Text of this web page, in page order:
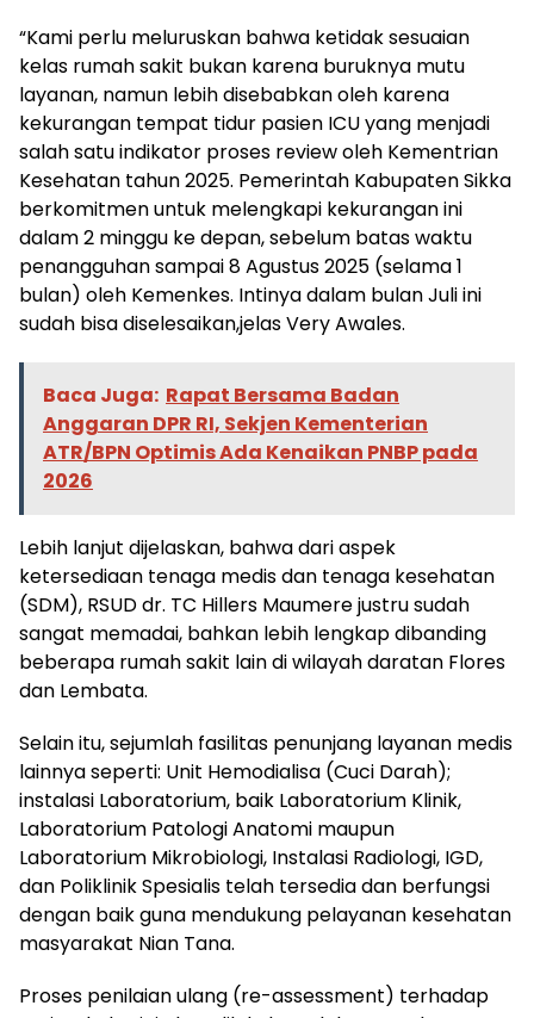
“Kami perlu meluruskan bahwa ketidak sesuaian
kelas rumah sakit bukan karena buruknya mutu
layanan, namun lebih disebabkan oleh karena
kekurangan tempat tidur pasien ICU yang menjadi
salah satu indikator proses review oleh Kementrian
Kesehatan tahun 2025. Pemerintah Kabupaten Sikka
berkomitmen untuk melengkapi kekurangan ini
dalam 2 minggu ke depan, sebelum batas waktu
penangguhan sampai 8 Agustus 2025 (selama 1
bulan) oleh Kemenkes. Intinya dalam bulan Juli ini
sudah bisa diselesaikan,jelas Very Awales.
Baca Juga: Rapat Bersama Badan
Anggaran DPR RI, Sekjen Kementerian
ATR/BPN Optimis Ada Kenaikan PNBP pada
2026
Lebih lanjut dijelaskan, bahwa dari aspek
ketersediaan tenaga medis dan tenaga kesehatan
(SDM), RSUD dr. TC Hillers Maumere justru sudah
sangat memadai, bahkan lebih lengkap dibanding
beberapa rumah sakit lain di wilayah daratan Flores
dan Lembata.
Selain itu, sejumlah fasilitas penunjang layanan medis
lainnya seperti: Unit Hemodialisa (Cuci Darah);
instalasi Laboratorium, baik Laboratorium Klinik,
Laboratorium Patologi Anatomi maupun
Laboratorium Mikrobiologi, Instalasi Radiologi, IGD,
dan Poliklinik Spesialis telah tersedia dan berfungsi
dengan baik guna mendukung pelayanan kesehatan
masyarakat Nian Tana.
Proses penilaian ulang (re-assessment) terhadap